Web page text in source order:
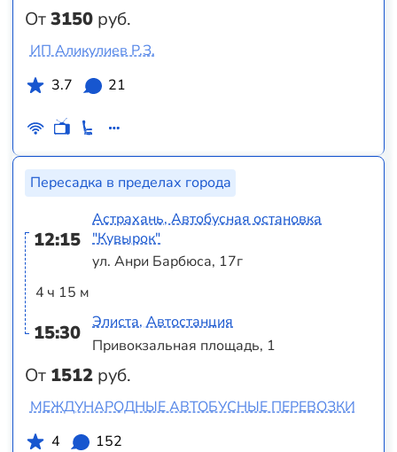
От3150 руб.
ИП Аликулиев Р.З.
3.7
21
Пересадка в пределах города
12:15
4 ч 15 м
15:30
От 1512 руб.
Астрахань, Автобусная остановка
"Кувырок"
ул. Анри Барбюса, 17г
Элиста, Автостанция
Привокзальная площадь, 1
МЕЖДУНАРОДНЫЕ АВТОБУСНЫЕ ПЕРЕВОЗКИ
4
152